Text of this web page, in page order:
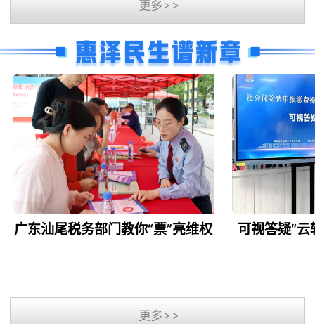
广东汕尾税务部门教你“票”亮维权 可视答疑“云